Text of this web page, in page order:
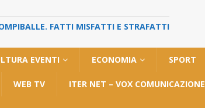
FATTI MISFATTI E STRAFATTI
EVENTI ECONOMIA SPORT
WEB TV ITER NET – VOX COMUNICAZIONE